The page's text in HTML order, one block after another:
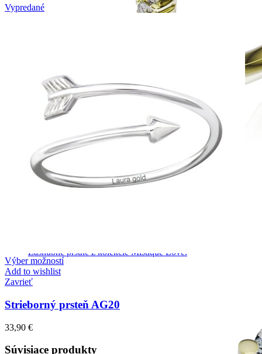
Zásnubné prstne z kolekcie Mistique Love.
Vypredané
Výber možností
Add to wishlist
Zavrieť
Strieborný prsteň AG20
33,90 €
Súvisiace produkty